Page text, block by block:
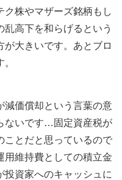
ク株やマザーズ銘柄もし
乱高下を和らげるという
が大きいです。あとブロ
減価償却という言葉の意
ないです…固定資産税が
ことだと思っているので
用維持費としての積立金
投資家へのキャッシュに